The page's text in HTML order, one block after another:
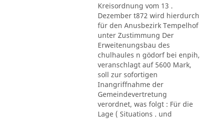
Kreisordnung vom 13 .
Dezember t872 wird hierdurch
für den Anusbezirk Tempelhof
unter Zustimmung Der
Erweitenungsbau des
chulhaules n gödorf bei enpih,
veranschlagt auf 5600 Mark,
soll zur sofortigen
Inangriffnahme der
Gemeindevertretung
verordnet, was folgt : Für die
Lage ( Situations . und